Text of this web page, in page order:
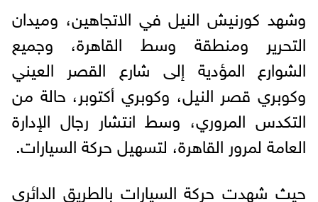
وشهد كورنيش النيل في الاتجاهين، وميدان
التحرير ومنطقة وسط القاهرة، وجميع
الشوارع المؤدية إلى شارع القصر العيني
وكوبري قصر النيل، وكوبري أكتوبر، حالة من
التكدس المروري، وسط انتشار رجال الإدارة
العامة لمرور القاهرة، لتسهيل حركة السيارات.
حيث شهدت حركة السيارات بالطريق الدائري